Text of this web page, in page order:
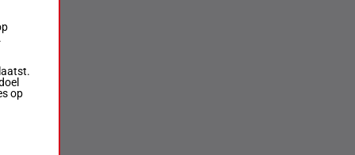
op